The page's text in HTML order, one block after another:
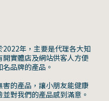
年，主要是代理各大知
實體店及網站供客人方便
品牌的產品。
的產品，讓小朋友能健康
對我們的產品感到滿意。